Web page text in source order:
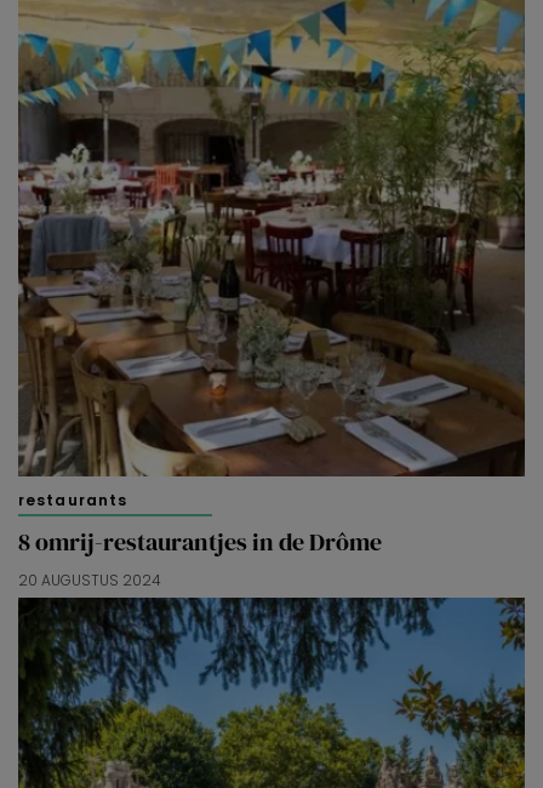
restaurants
8 omrij-restaurantjes in de Drôme
20 AUGUSTUS 2024